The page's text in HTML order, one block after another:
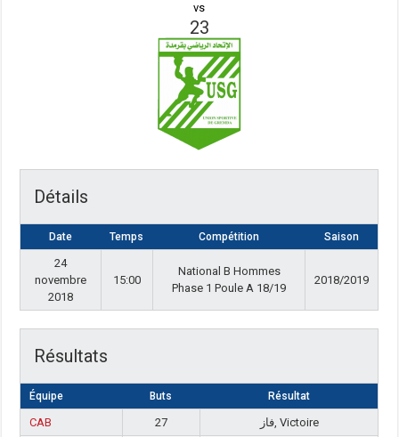
vs
23
Détails
Date Temps Compétition Saison
24
novembre
2018
15:00
National B Hommes
Phase 1 Poule A 18/19
2018/2019
Résultats
Équipe Buts Résultat
CAB 27
فاز, Victoire